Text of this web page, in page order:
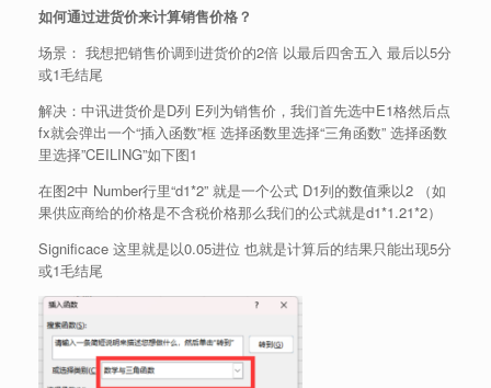
如何通过进货价来计算销售价格？
场景： 我想把销售价调到进货价的2倍 以最后四舍五入 最后以5分
或1毛结尾
解决：中讯进货价是D列 E列为销售价，我们首先选中E1格然后点
fx就会弹出一个“插入函数”框 选择函数里选择“三角函数” 选择函数
里选择”CEILING”如下图1
在图2中 Number行里“d1*2” 就是一个公式 D1列的数值乘以2 （如
果供应商给的价格是不含税价格那么我们的公式就是d1*1.21*2）
Significace 这里就是以0.05进位 也就是计算后的结果只能出现5分
或1毛结尾